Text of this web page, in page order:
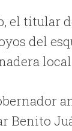
el titular
del
Benito